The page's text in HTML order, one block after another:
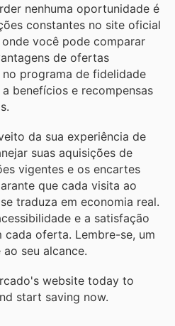
nenhuma oportunidade é
constantes no site oficial
você pode comparar
de ofertas
programa de fidelidade
benefícios e recompensas
da sua experiência de
suas aquisições de
vigentes e os encartes
que cada visita ao
traduza em economia real.
e a satisfação
oferta. Lembre-se, um
seu alcance.
website today to
start saving now.